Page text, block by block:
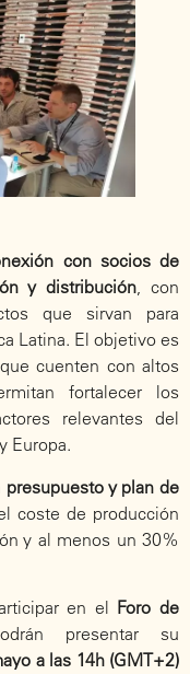
con socios de
y distribución, con
que sirvan para
Latina. El objetivo es
cuenten con altos
fortalecer los
relevantes del
Europa.
presupuesto y plan de
coste de producción
y al menos un 30%
en el Foro de
presentar su
a las 14h (GMT+2)